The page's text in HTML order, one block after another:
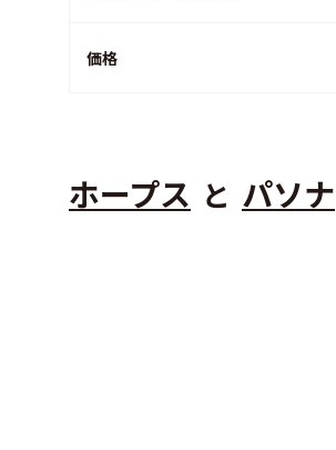
価格
ホープス と パソナ